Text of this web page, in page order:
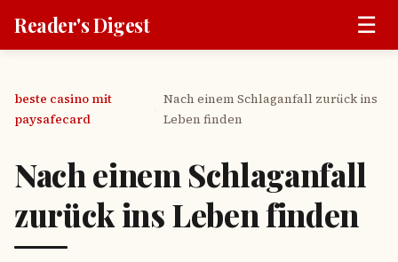
Reader's Digest ☰
beste casino mit
paysafecard
Nach einem Schlaganfall zurück ins
Leben finden
Nach einem Schlaganfall
zurück ins Leben finden